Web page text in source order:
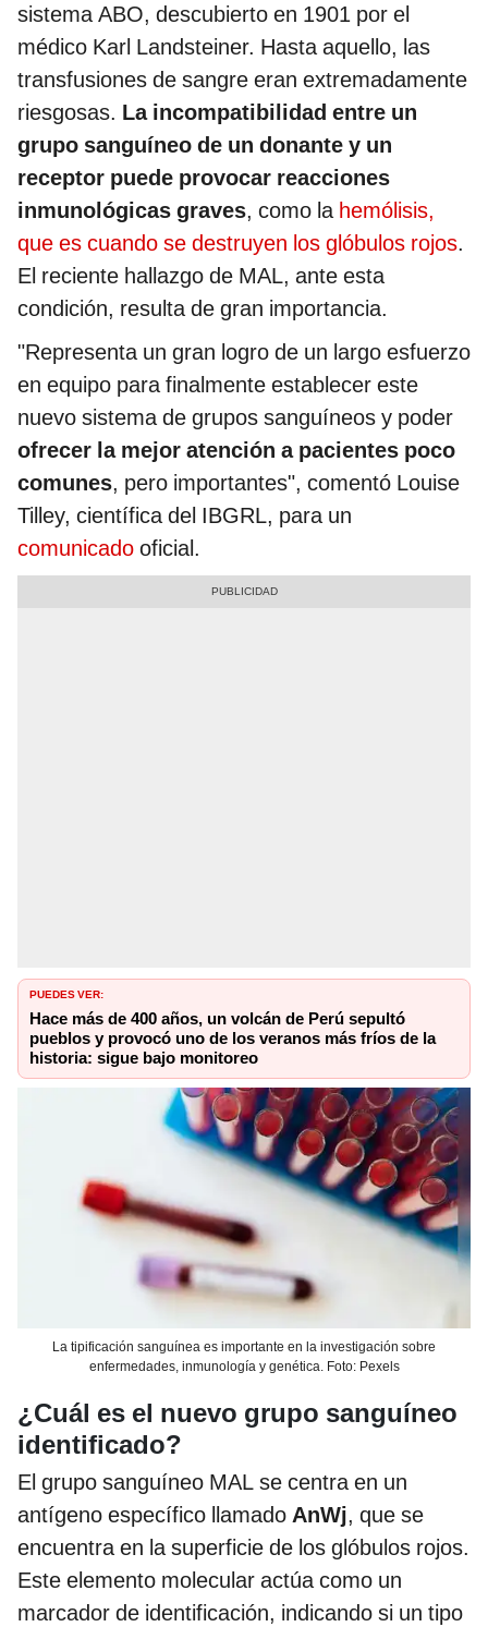
sistema ABO, descubierto en 1901 por el
médico Karl Landsteiner. Hasta aquello, las
transfusiones de sangre eran extremadamente
riesgosas. La incompatibilidad entre un
grupo sanguíneo de un donante y un
receptor puede provocar reacciones
inmunológicas graves, como la hemólisis,
que es cuando se destruyen los glóbulos rojos.
El reciente hallazgo de MAL, ante esta
condición, resulta de gran importancia.
"Representa un gran logro de un largo esfuerzo
en equipo para finalmente establecer este
nuevo sistema de grupos sanguíneos y poder
ofrecer la mejor atención a pacientes poco
comunes, pero importantes", comentó Louise
Tilley, científica del IBGRL, para un
comunicado oficial.
PUEDES VER:
Hace más de 400 años, un volcán de Perú sepultó
pueblos y provocó uno de los veranos más fríos de la
historia: sigue bajo monitoreo
La tipificación sanguínea es importante en la investigación sobre
enfermedades, inmunología y genética. Foto: Pexels
¿Cuál es el nuevo grupo sanguíneo
identificado?
El grupo sanguíneo MAL se centra en un
antígeno específico llamado AnWj, que se
encuentra en la superficie de los glóbulos rojos.
Este elemento molecular actúa como un
marcador de identificación, indicando si un tipo